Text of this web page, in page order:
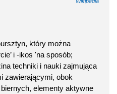
który można
i -ikos 'na sposób;
techniki i nauki zajmująca
zawierającymi, obok
elementy aktywne